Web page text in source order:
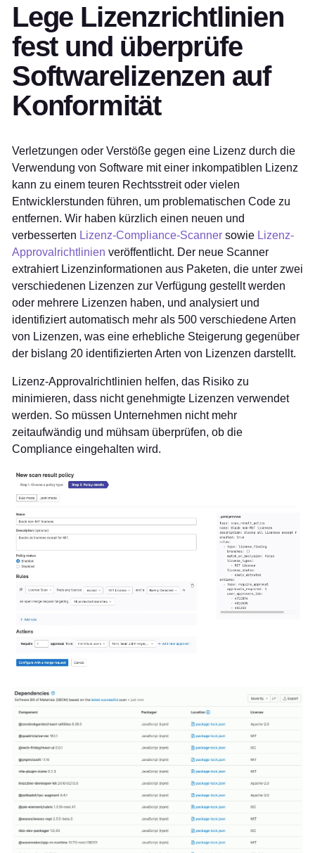
Lege Lizenzrichtlinien
fest und überprüfe
Softwarelizenzen auf
Konformität
Verletzungen oder Verstöße gegen eine Lizenz durch die
Verwendung von Software mit einer inkompatiblen Lizenz
kann zu einem teuren Rechtsstreit oder vielen
Entwicklerstunden führen, um problematischen Code zu
entfernen. Wir haben kürzlich einen neuen und
verbesserten Lizenz-Compliance-Scanner sowie Lizenz-
Approvalrichtlinien veröffentlicht. Der neue Scanner
extrahiert Lizenzinformationen aus Paketen, die unter zwei
verschiedenen Lizenzen zur Verfügung gestellt werden
oder mehrere Lizenzen haben, und analysiert und
identifiziert automatisch mehr als 500 verschiedene Arten
von Lizenzen, was eine erhebliche Steigerung gegenüber
der bislang 20 identifizierten Arten von Lizenzen darstellt.
Lizenz-Approvalrichtlinien helfen, das Risiko zu
minimieren, dass nicht genehmigte Lizenzen verwendet
werden. So müssen Unternehmen nicht mehr
zeitaufwändig und mühsam überprüfen, ob die
Compliance eingehalten wird.